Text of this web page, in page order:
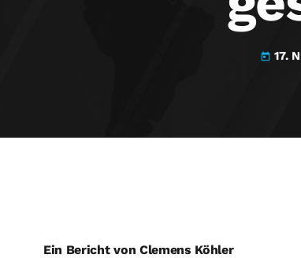
today 17.
Ein Bericht von Clemens Köhler